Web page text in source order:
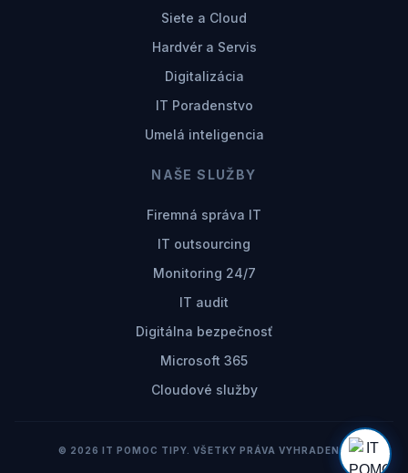
Siete a Cloud
Hardvér a Servis
Digitalizácia
IT Poradenstvo
Umelá inteligencia
NAŠE SLUŽBY
Firemná správa IT
IT outsourcing
Monitoring 24/7
IT audit
Digitálna bezpečnosť
Microsoft 365
Cloudové služby
© 2026 IT POMOC TIPY. VŠETKY PRÁVA VYHRADENÉ.